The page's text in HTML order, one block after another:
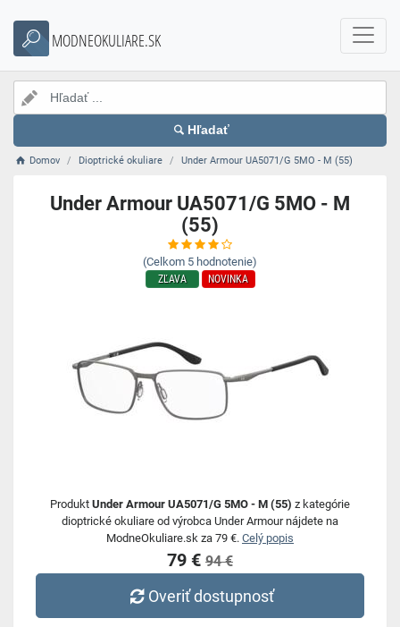
MODNEOKULIARE.SK
Hľadať
Domov Dioptrické okuliare Under Armour UA5071/G 5MO - M (55)
Under Armour UA5071/G 5MO - M
(55)
(Celkom 5 hodnotenie)
ZĽAVA NOVINKA
Produkt Under Armour UA5071/G 5MO - M (55) z kategórie
dioptrické okuliare od výrobca Under Armour nájdete na
ModneOkuliare.sk za 79 €. Celý popis
79 € 94 €
Overiť dostupnosť